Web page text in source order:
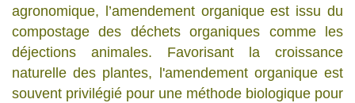
agronomique, l’amendement organique est issu du
compostage des déchets organiques comme les
déjections animales. Favorisant la croissance
naturelle des plantes, l'amendement organique est
souvent privilégié pour une méthode biologique pour